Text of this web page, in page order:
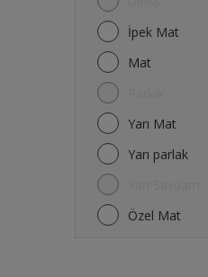
İpek Mat
Mat
Yarı Mat
Yarı parlak
Özel Mat